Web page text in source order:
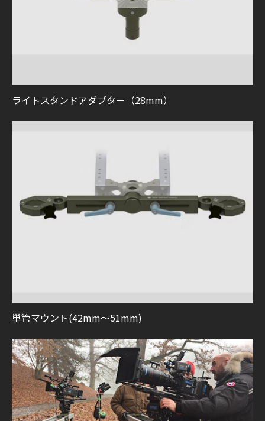
ライトスタンドアダプター（28mm）
単管マウント(42mm～51mm)